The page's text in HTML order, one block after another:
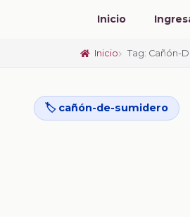
Inicio
Inicio Tag: Cañón-
🏷️ cañón-de-sumidero